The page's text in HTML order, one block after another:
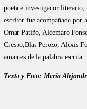
poeta e investigador literario,
escritor fue acompañado por
Omar Patiño, Aldemaro
Crespo,Blas Perozo, Alexis
amantes de la palabra escrita.
Texto y Foto: María